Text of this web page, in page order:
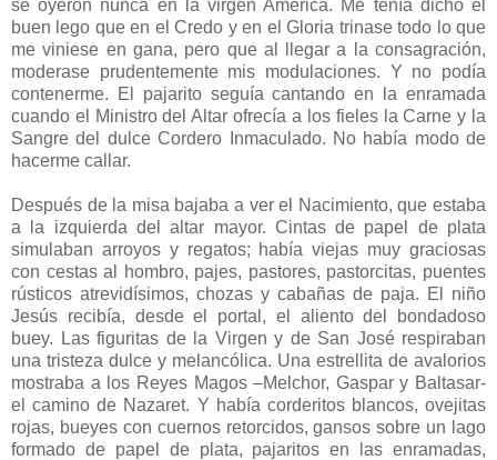
se oyeron nunca en la virgen América. Me tenía dicho el
buen lego que en el Credo y en el Gloria trinase todo lo que
me viniese en gana, pero que al llegar a la consagración,
moderase prudentemente mis modulaciones. Y no podía
contenerme. El pajarito seguía cantando en la enramada
cuando el Ministro del Altar ofrecía a los fieles la Carne y la
Sangre del dulce Cordero Inmaculado. No había modo de
hacerme callar.
Después de la misa bajaba a ver el Nacimiento, que estaba
a la izquierda del altar mayor. Cintas de papel de plata
simulaban arroyos y regatos; había viejas muy graciosas
con cestas al hombro, pajes, pastores, pastorcitas, puentes
rústicos atrevidísimos, chozas y cabañas de paja. El niño
Jesús recibía, desde el portal, el aliento del bondadoso
buey. Las figuritas de la Virgen y de San José respiraban
una tristeza dulce y melancólica. Una estrellita de avalorios
mostraba a los Reyes Magos –Melchor, Gaspar y Baltasar-
el camino de Nazaret. Y había corderitos blancos, ovejitas
rojas, bueyes con cuernos retorcidos, gansos sobre un lago
formado de papel de plata, pajaritos en las enramadas,